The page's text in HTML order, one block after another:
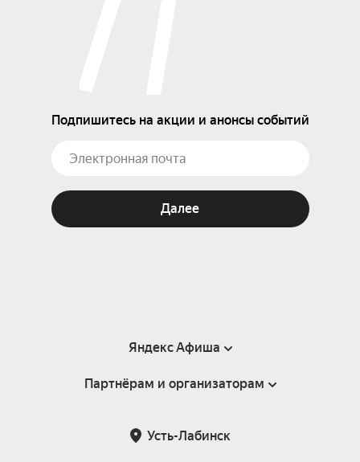
Подпишитесь на акции и анонсы событий
Далее
Яндекс Афиша
Справка
Подарочные сертификаты
Партнёрам и организаторам
Усть-Лабинск